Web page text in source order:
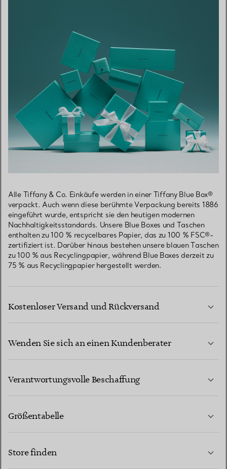
Alle Tiffany & Co. Einkäufe werden in einer Tiffany Blue Box®
verpackt. Auch wenn diese berühmte Verpackung bereits 1886
eingeführt wurde, entspricht sie den heutigen modernen
Nachhaltigkeitsstandards. Unsere Blue Boxes und Taschen
enthalten zu 100 % recycelbares Papier, das zu 100 % FSC®-
zertifiziert ist. Darüber hinaus bestehen unsere blauen Taschen
zu 100 % aus Recyclingpapier, während Blue Boxes derzeit zu
75 % aus Recyclingpapier hergestellt werden.
Kostenloser Versand und Rückversand
Wenden Sie sich an einen Kundenberater
Verantwortungsvolle Beschaffung
Größentabelle
Store finden